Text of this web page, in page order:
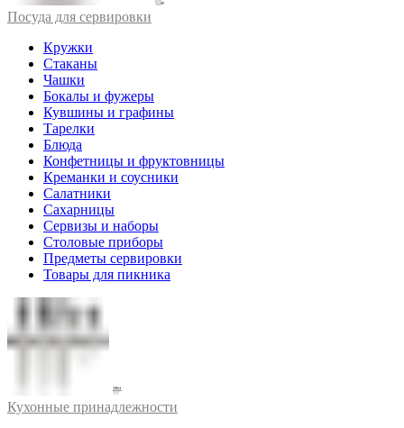
Посуда для сервировки
Кружки
Стаканы
Чашки
Бокалы и фужеры
Кувшины и графины
Тарелки
Блюда
Конфетницы и фруктовницы
Креманки и соусники
Салатники
Сахарницы
Сервизы и наборы
Столовые приборы
Предметы сервировки
Товары для пикника
Кухонные принадлежности